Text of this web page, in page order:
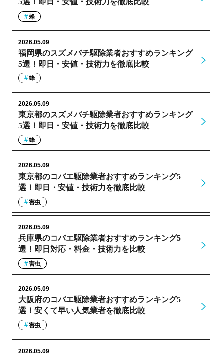
5選！即日・安値・技術力を徹底比較
蜂
福岡県のスズメバチ駆除業者おすすめランキング
5選！即日・安値・技術力を徹底比較
2026.05.09
蜂
東京都のスズメバチ駆除業者おすすめランキング
5選！即日・安値・技術力を徹底比較
2026.05.09
蜂
東京都のコバエ駆除業者おすすめランキング5
選！即日・安値・技術力を徹底比較
2026.05.09
害虫
兵庫県のコバエ駆除業者おすすめランキング5
選！即日対応・料金・技術力を比較
2026.05.09
害虫
大阪府のコバエ駆除業者おすすめランキング5
選！安くて早い人気業者を徹底比較
2026.05.09
害虫
2026.05.09